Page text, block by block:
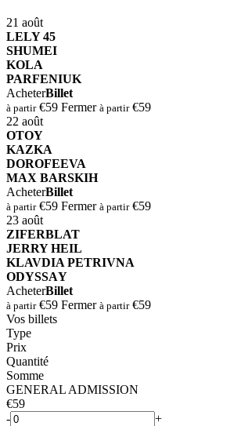
21 août
⁠⁠LELY 45
⁠SHUMEI
⁠KOLA
⁠⁠PARFENIUK
AcheterBillet
à partir€59 Fermer à partir€59
22 août
OTOY
KAZKA
DOROFEEVA
MAX BARSKIH
AcheterBillet
à partir€59 Fermer à partir€59
23 août
⁠ZIFERBLAT
⁠JERRY HEIL
⁠⁠KLAVDIA PETRIVNA
⁠ODYSSАY
AcheterBillet
à partir€59 Fermer à partir€59
Vos billets
Type
Prix
Quantité
Somme
GENERAL ADMISSION
€59
-
+